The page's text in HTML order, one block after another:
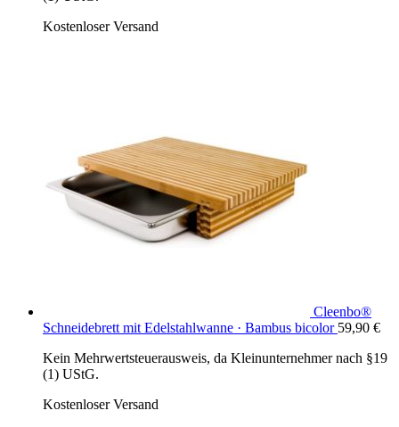
Kostenloser Versand
Cleenbo®
Schneidebrett mit Edelstahlwanne · Bambus bicolor 59,90 €
Kein Mehrwertsteuerausweis, da Kleinunternehmer nach §19
(1) UStG.
Kostenloser Versand